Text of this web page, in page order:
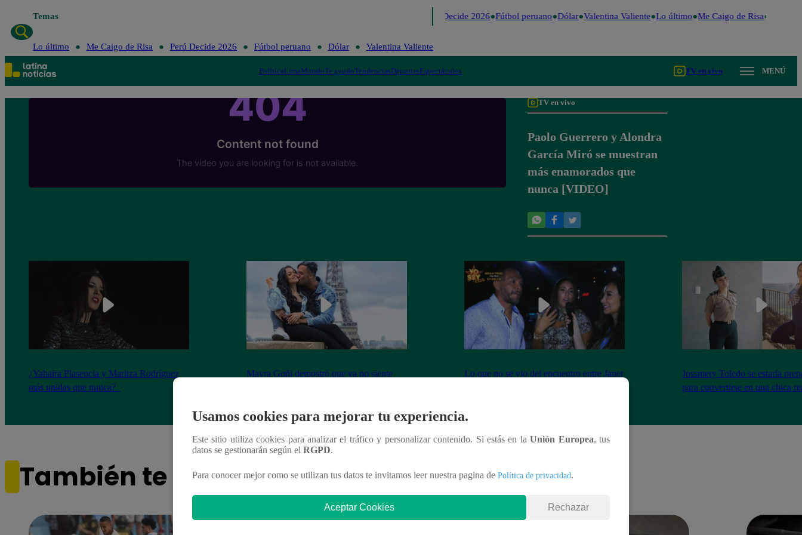
Temas Perú Decide 2026 Fútbol peruano Dólar Valentina Valiente Lo último Me Caigo de Risa Perú
Lo último Me Caigo de Risa Perú Decide 2026 Fútbol peruano Dólar Valentina Valiente
PolíticaLimaMundoTe ayudoTendenciasDeportesEspectáculos TV en vivo MENÚ
TV en vivo
Paolo Guerrero y Alondra
García Miró se muestran
más enamorados que
nunca [VIDEO]
¿Yahaira Plasencia y Maritza Rodríguez
más unidas que nunca?
Mayra Goñi demostró que ya no siente
Lo que no se vio del encuentro entre Janet
Jossmery Toledo se estaría
para convertirse en una chica
También te puede interesar
Usamos cookies para mejorar tu experiencia.
Este sitio utiliza cookies para analizar el tráfico y personalizar contenido. Si estás en laUnión Europea, tus
datos se gestionarán según el RGPD.
Para conocer mejor como se utilizan tus datos te invitamos leer nuestra pagina de Política de privacidad.
Aceptar Cookies Rechazar